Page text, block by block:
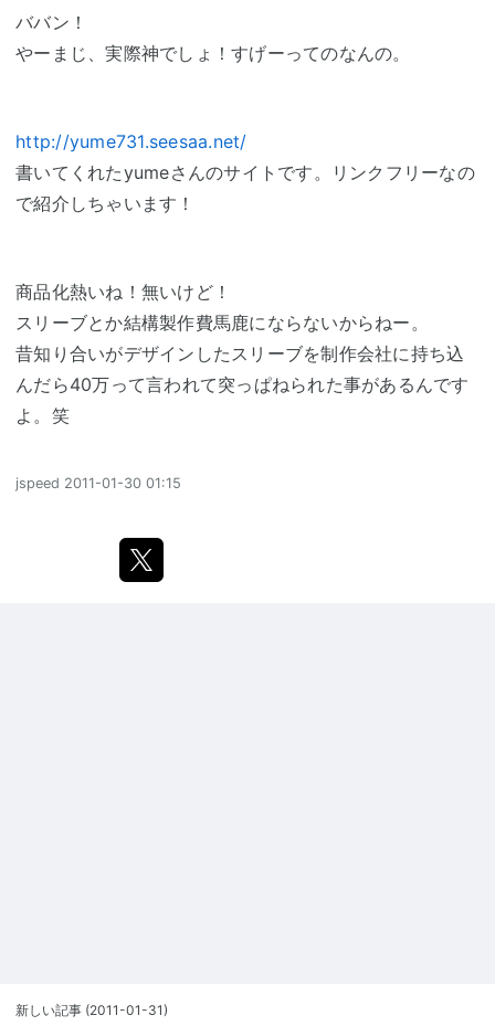
ババン！
やーまじ、実際神でしょ！すげーってのなんの。
http://yume731.seesaa.net/
書いてくれたyumeさんのサイトです。リンクフリーなの
で紹介しちゃいます！
商品化熱いね！無いけど！
スリーブとか結構製作費馬鹿にならないからねー。
昔知り合いがデザインしたスリーブを制作会社に持ち込
んだら40万って言われて突っぱねられた事があるんです
よ。笑
jspeed 2011-01-30 01:15
新しい記事 (2011-01-31)